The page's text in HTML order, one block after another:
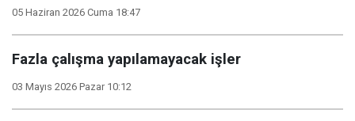
05 Haziran 2026 Cuma 18:47
Fazla çalışma yapılamayacak işler
03 Mayıs 2026 Pazar 10:12